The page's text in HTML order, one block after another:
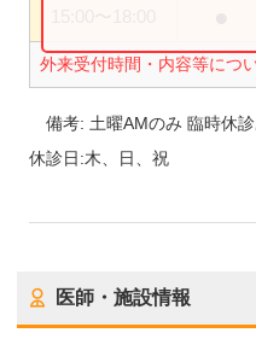
外来受付時間・内容等につ
備考: 土曜AMのみ 臨時休診
休診日:木、日、祝
医師・施設情報